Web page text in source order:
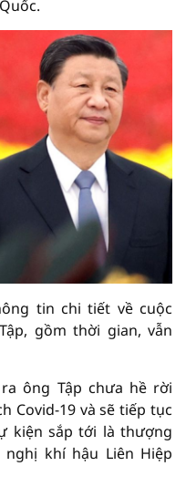
tin chi tiết về cuộc
gồm thời gian, vẫn
ông Tập chưa hề rời
Covid-19 và sẽ tiếp tục
kiện sắp tới là thượng
khí hậu Liên Hiệp